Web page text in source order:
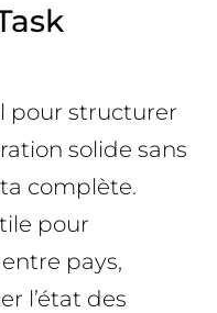
pour structurer
solide sans
complète.
pour
pays,
l’état des